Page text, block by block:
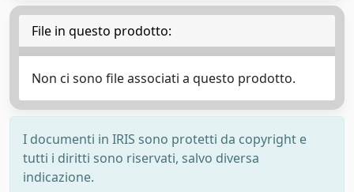
File in questo prodotto:
Non ci sono file associati a questo prodotto.
I documenti in IRIS sono protetti da copyright e
tutti i diritti sono riservati, salvo diversa
indicazione.